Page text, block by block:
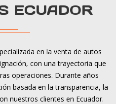
ECUADOR
en la venta de autos
con una trayectoria que
operaciones. Durante años
basada en la transparencia, la
nuestros clientes en Ecuador.